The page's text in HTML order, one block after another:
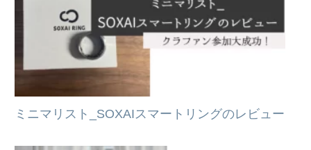
ミニマリスト_SOXAIスマートリングのレビュー